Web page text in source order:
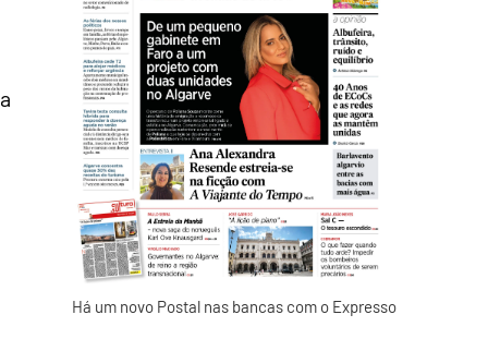
Há um novo Postal nas bancas com o Expresso